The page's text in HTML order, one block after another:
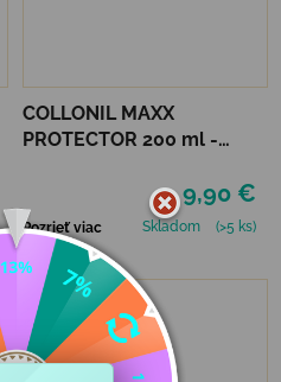
COLLONIL MAXX
PROTECTOR 200 ml -
9,90 €
Pozrieť viac Skladom (>5 ks)